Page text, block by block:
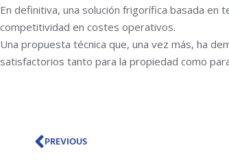
En definitiva, una solución frigorífica basada
competitividad en costes operativos.
Una propuesta técnica que, una vez más, ha
satisfactorios tanto para la propiedad como
Prev
PREVIOUS